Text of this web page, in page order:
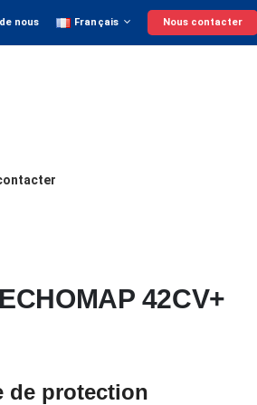
nous Français Nous contacter
42CV+
de protection